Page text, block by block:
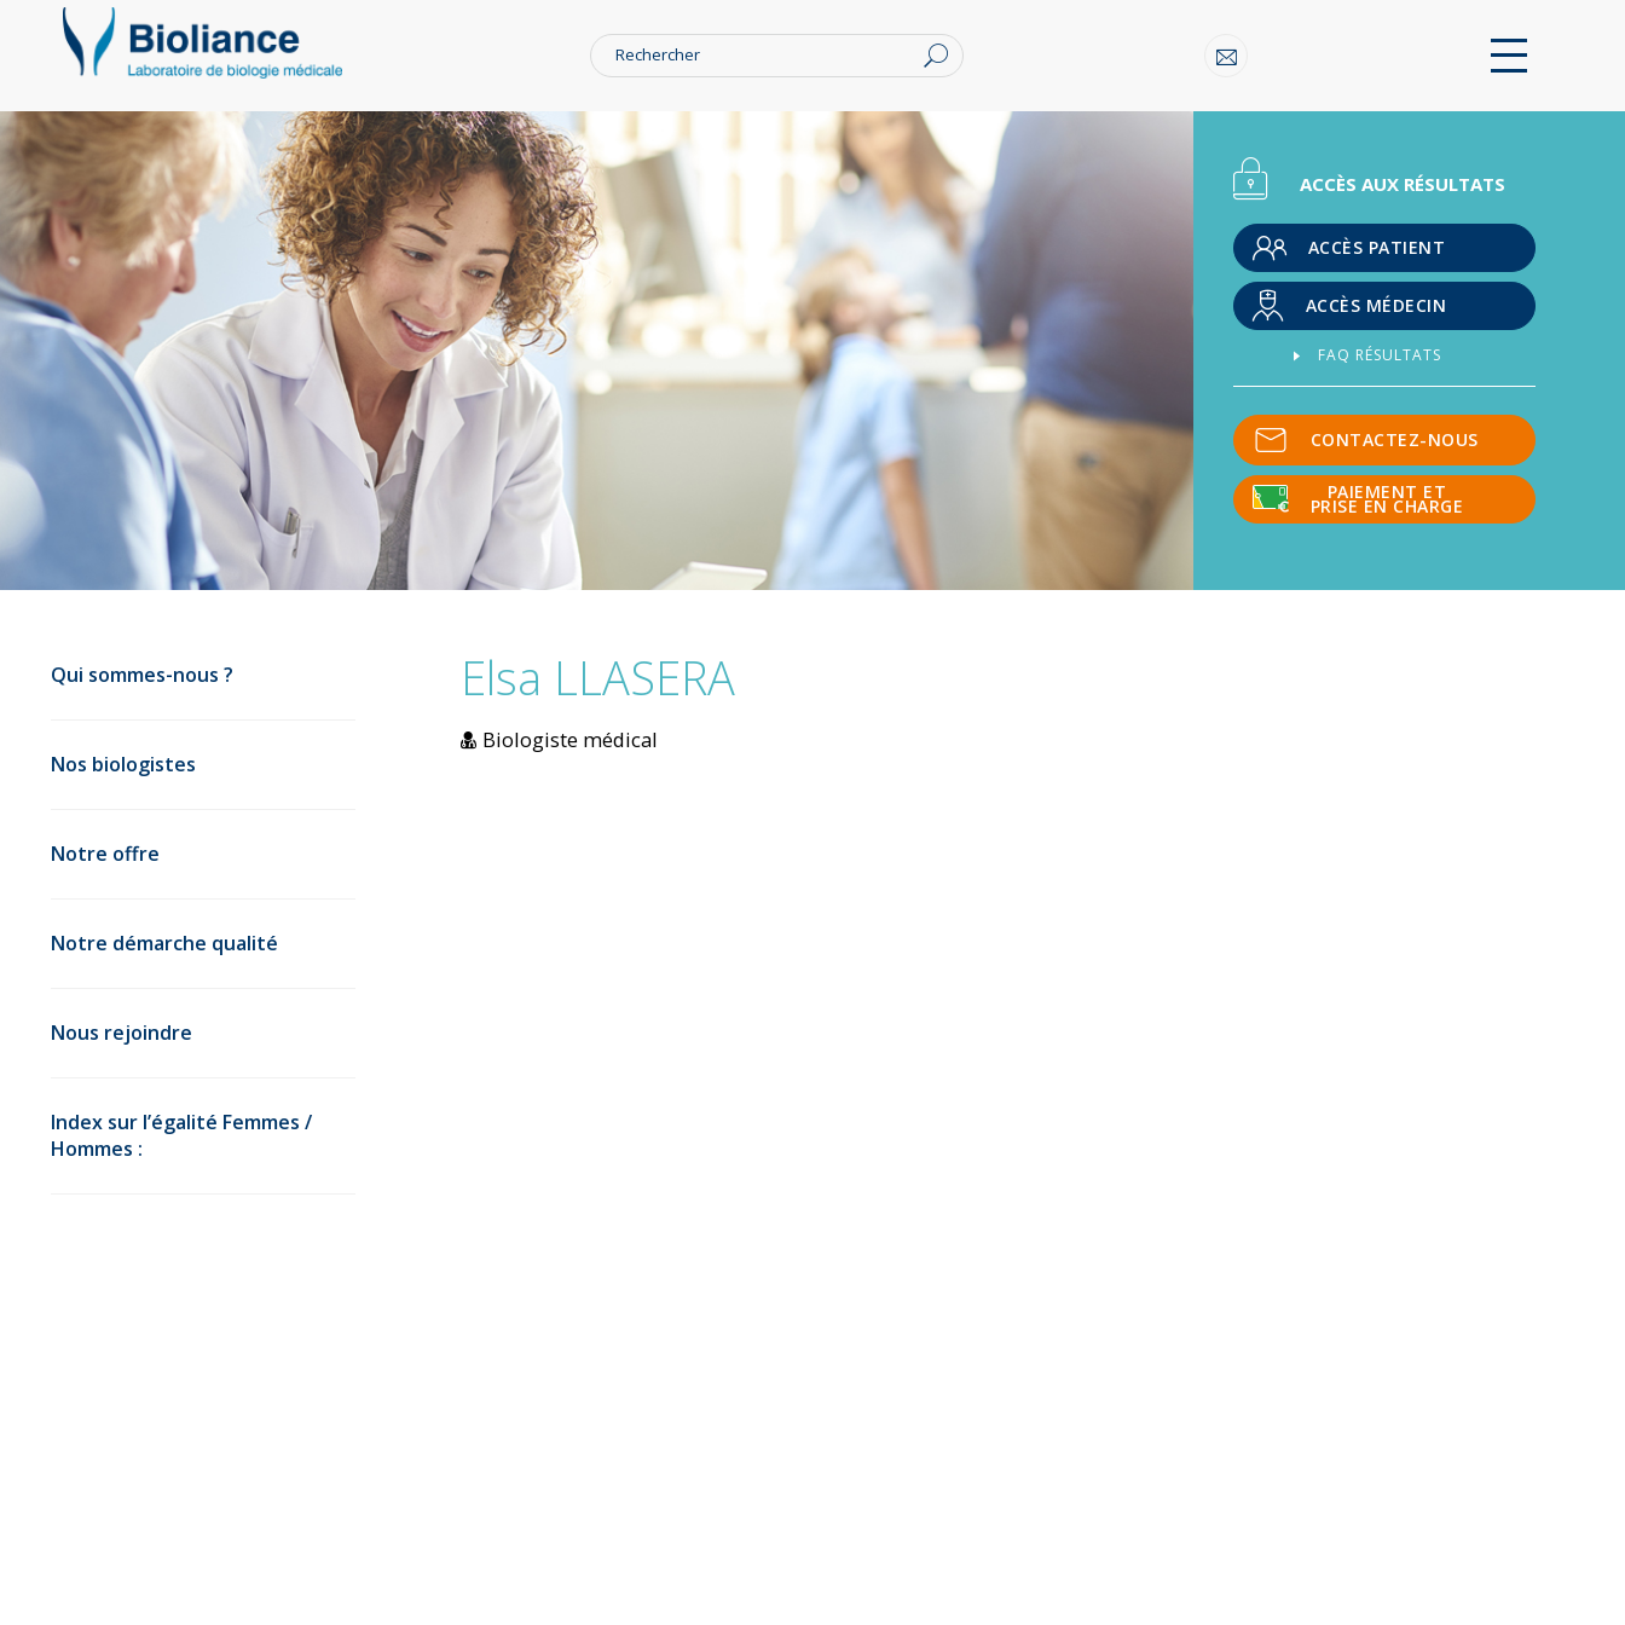
Nantes
région
nantaise
ACCÈS AUX RÉSULTATS
ACCÈS PATIENT
ACCÈS MÉDECIN
FAQ RÉSULTATS
CONTACTEZ-NOUS
PAIEMENT ET
PRISE EN CHARGE
Qui sommes-nous ?
Nos biologistes
Notre offre
Notre démarche qualité
Nous rejoindre
Index sur l’égalité Femmes /
Hommes :
Elsa LLASERA
Biologiste médical